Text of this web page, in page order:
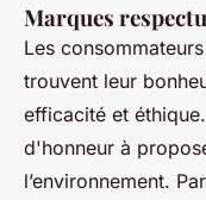
Marques
Les
trouvent leur
efficacité et
d'honneur à
l’environnement.